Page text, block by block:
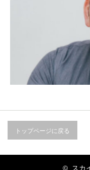
トップページに戻る
© スカ